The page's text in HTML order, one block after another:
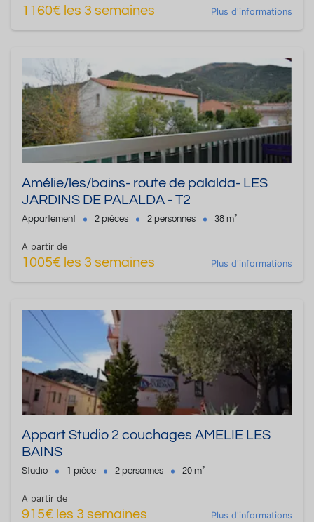
1160€ les 3 semaines Plus d'informations
Amélie/les/bains- route de palalda- LES
JARDINS DE PALALDA - T2
Appartement 2 pièces 2 personnes 38 m²
A partir de
1005€ les 3 semaines Plus d'informations
Appart Studio 2 couchages AMELIE LES
BAINS
Studio 1 pièce 2 personnes 20 m²
A partir de
915€ les 3 semaines Plus d'informations